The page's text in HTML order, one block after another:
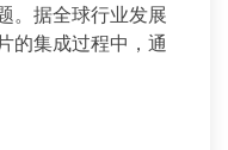
。据全球行业发展
的集成过程中，通